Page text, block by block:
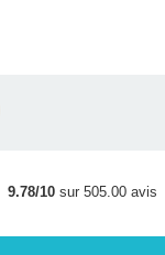
9.78/10 sur 505.00 avis